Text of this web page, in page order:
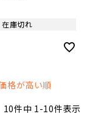
在庫切れ
格が高い順
10件中 1-10件表示